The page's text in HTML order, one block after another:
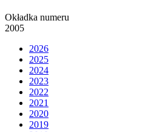
Okładka numeru
2005
2026
2025
2024
2023
2022
2021
2020
2019